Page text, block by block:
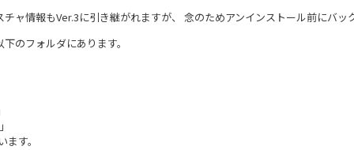
ャ情報もVer.3に引き継がれますが、 念のためアンインストール前にバッ
のフォルダにあります。
す。